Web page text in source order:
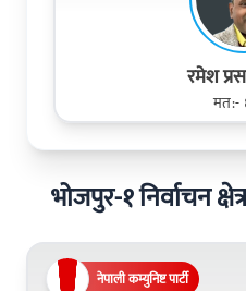
रमेश
मत:-
भोजपुर-१ निर्वाचन
नेपाली कम्युनिष्ट पार्टी